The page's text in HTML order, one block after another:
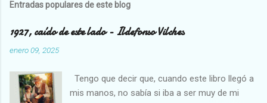
Entradas populares de este blog
1927, caído de este lado - Ildefonso Vilches
enero 09, 2025
Tengo que decir que, cuando este libro llegó a
mis manos, no sabía si iba a ser muy de mi